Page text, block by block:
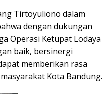
Tirtoyuliono dalam
dengan dukungan
Operasi Ketupat Lodaya
baik, bersinergi
memberikan rasa
Kota Bandung.